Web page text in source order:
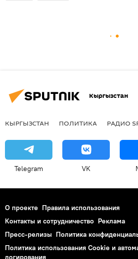
Кыргызстан
КЫРГЫЗСТАН ПОЛИТИКА РАДИО
Telegram VK
О проекте Правила использования
Контакты и сотрудничество Реклама
Пресс-релизы Политика
Политика использования Cookie и
логирования